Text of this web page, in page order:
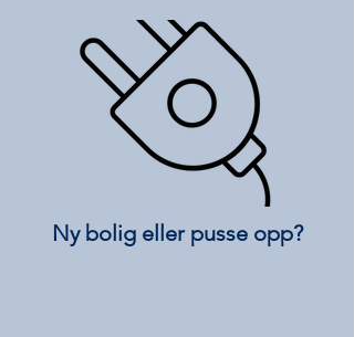
Ny bolig eller pusse opp?